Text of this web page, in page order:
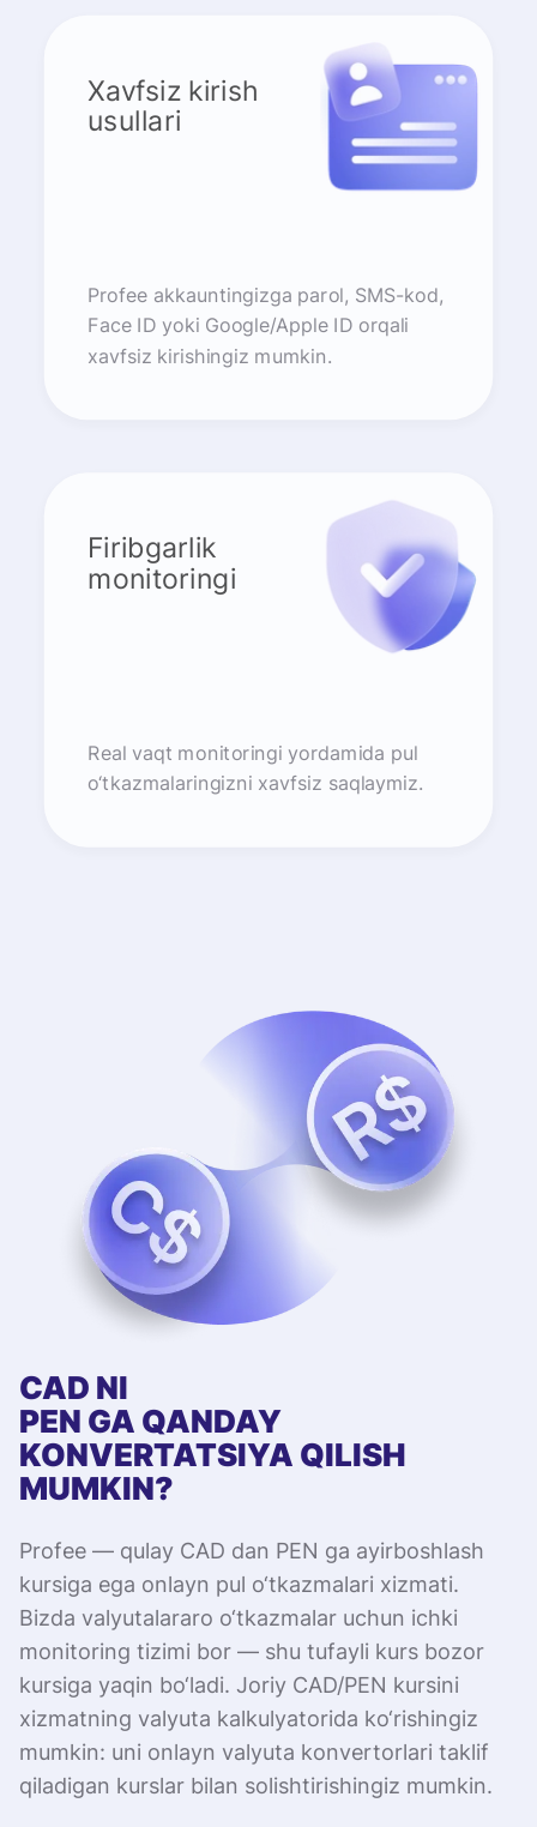
Xavfsiz kirish
usullari
Profee akkauntingizga parol, SMS-kod,
Face ID yoki Google/Apple ID orqali
xavfsiz kirishingiz mumkin.
Firibgarlik
monitoringi
Real vaqt monitoringi yordamida pul
o‘tkazmalaringizni xavfsiz saqlaymiz.
CAD NI
PEN GA QANDAY
KONVERTATSIYA QILISH
MUMKIN?
Profee — qulay CAD dan PEN ga ayirboshlash
kursiga ega onlayn pul o‘tkazmalari xizmati.
Bizda valyutalararo o‘tkazmalar uchun ichki
monitoring tizimi bor — shu tufayli kurs bozor
kursiga yaqin bo‘ladi. Joriy CAD/PEN kursini
xizmatning valyuta kalkulyatorida ko‘rishingiz
mumkin: uni onlayn valyuta konvertorlari taklif
qiladigan kurslar bilan solishtirishingiz mumkin.